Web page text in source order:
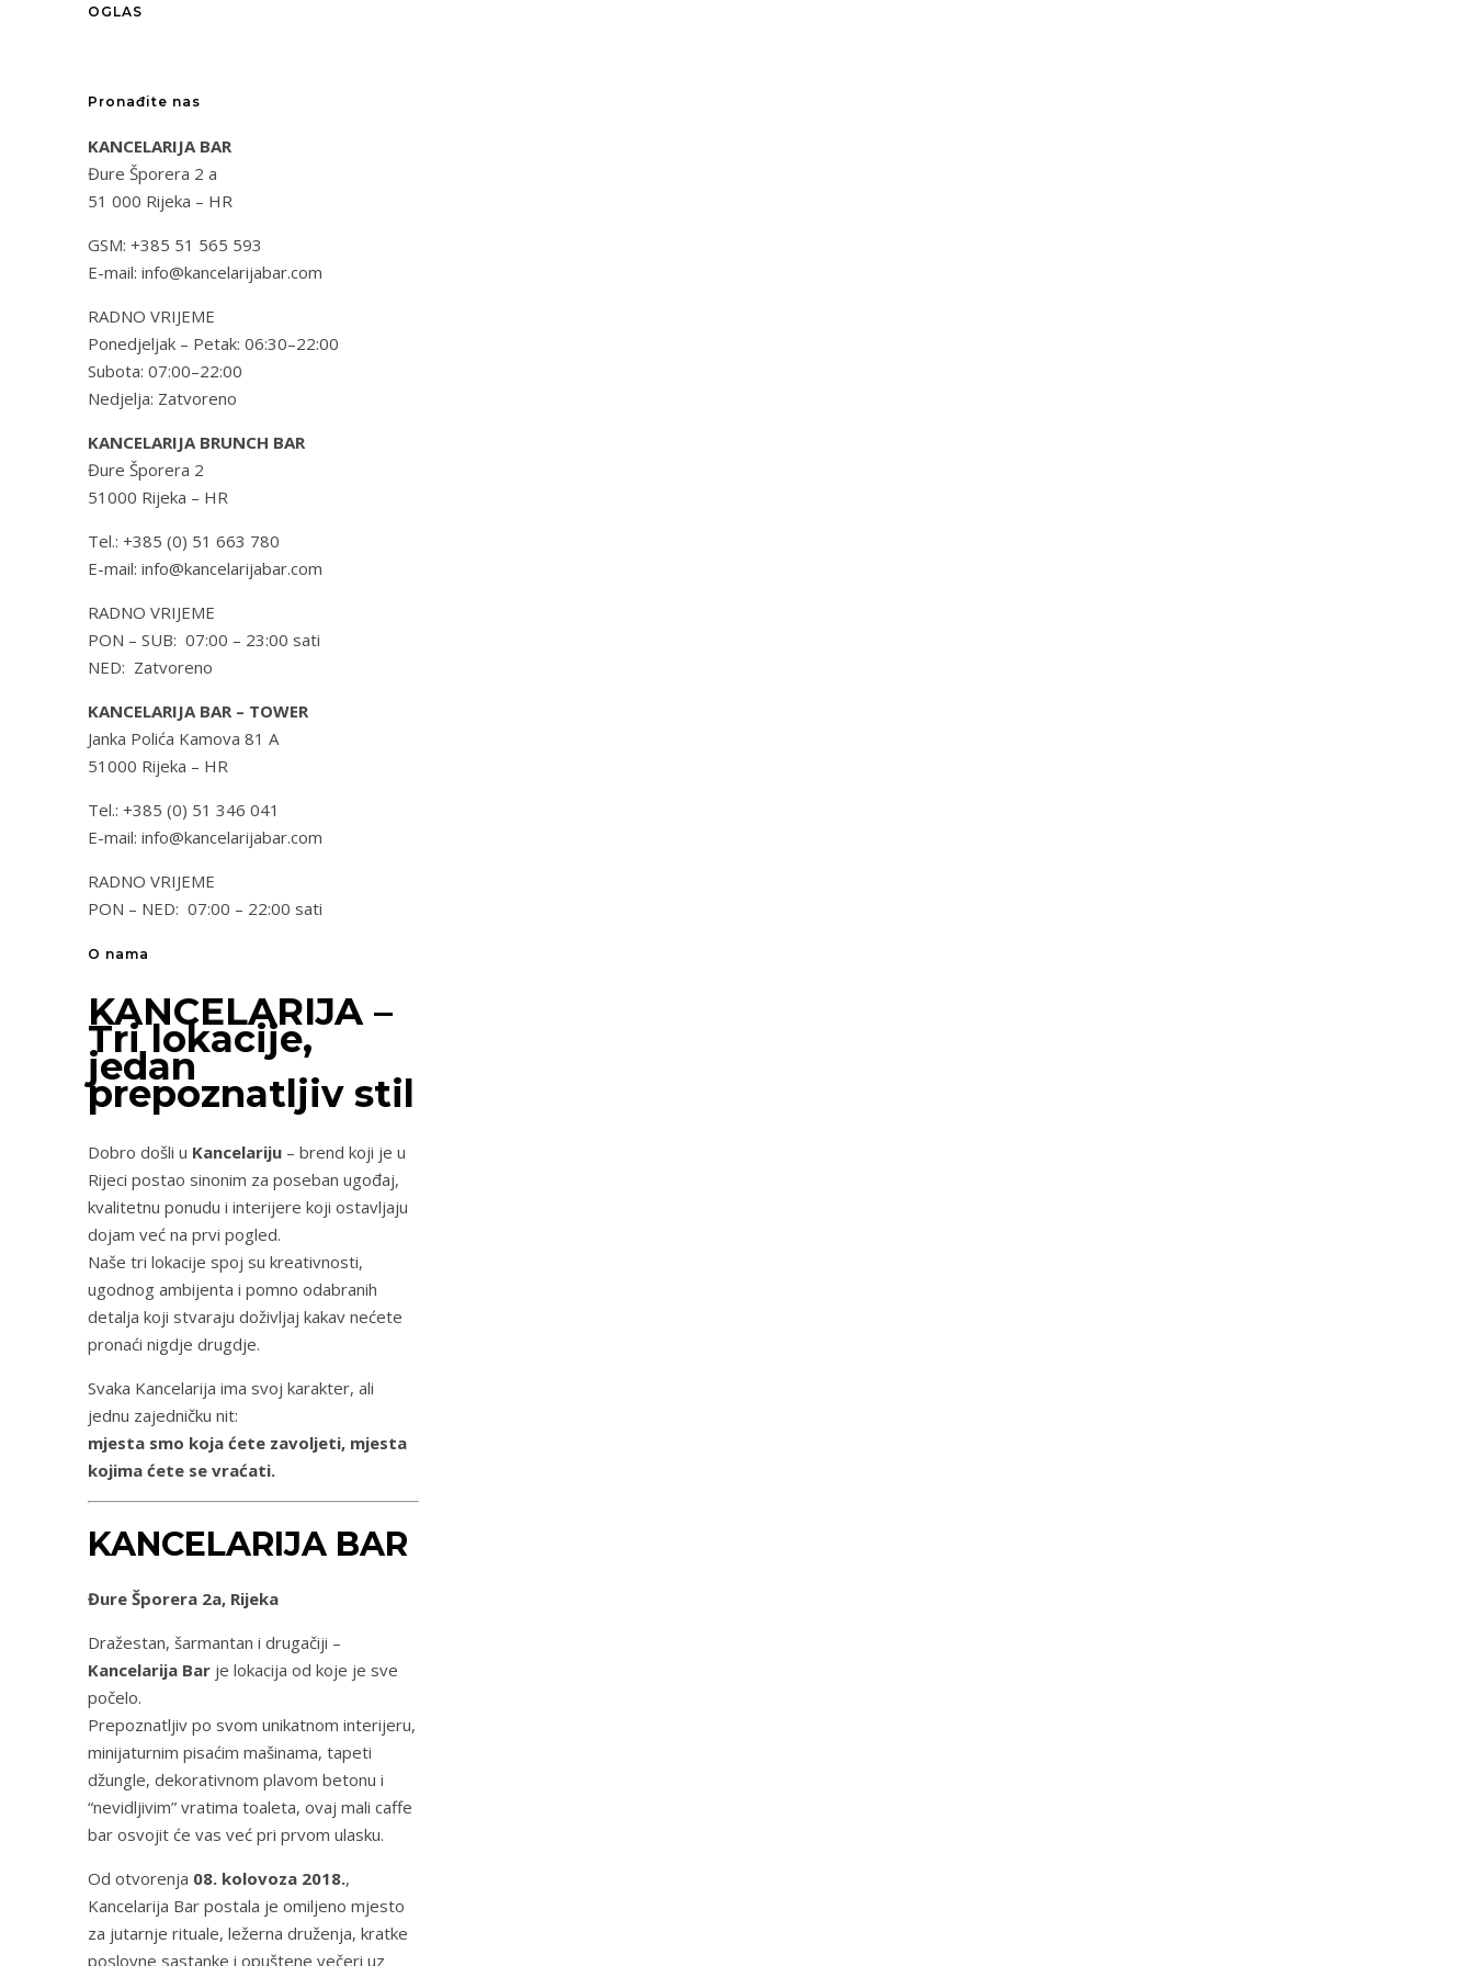
OGLAS
Pronađite nas
KANCELARIJA BAR
Đure Šporera 2 a
51 000 Rijeka – HR
GSM: +385 51 565 593
E-mail: info@kancelarijabar.com
RADNO VRIJEME
Ponedjeljak – Petak: 06:30–22:00
Subota: 07:00–22:00
Nedjelja: Zatvoreno
KANCELARIJA BRUNCH BAR
Đure Šporera 2
51000 Rijeka – HR
Tel.: +385 (0) 51 663 780
E-mail: info@kancelarijabar.com
RADNO VRIJEME
PON – SUB: 07:00 – 23:00 sati
NED: Zatvoreno
KANCELARIJA BAR – TOWER
Janka Polića Kamova 81 A
51000 Rijeka – HR
Tel.: +385 (0) 51 346 041
E-mail: info@kancelarijabar.com
RADNO VRIJEME
PON – NED: 07:00 – 22:00 sati
O nama
KANCELARIJA –
Tri lokacije,
jedan
prepoznatljiv stil
Dobro došli u Kancelariju – brend koji je u
Rijeci postao sinonim za poseban ugođaj,
kvalitetnu ponudu i interijere koji ostavljaju
dojam već na prvi pogled.
Naše tri lokacije spoj su kreativnosti,
ugodnog ambijenta i pomno odabranih
detalja koji stvaraju doživljaj kakav nećete
pronaći nigdje drugdje.
Svaka Kancelarija ima svoj karakter, ali
jednu zajedničku nit:
mjesta smo koja ćete zavoljeti, mjesta
kojima ćete se vraćati.
KANCELARIJA BAR
Đure Šporera 2a, Rijeka
Dražestan, šarmantan i drugačiji –
Kancelarija Bar je lokacija od koje je sve
počelo.
Prepoznatljiv po svom unikatnom interijeru,
minijaturnim pisaćim mašinama, tapeti
džungle, dekorativnom plavom betonu i
“nevidljivim” vratima toaleta, ovaj mali caffe
bar osvojit će vas već pri prvom ulasku.
Od otvorenja 08. kolovoza 2018.,
Kancelarija Bar postala je omiljeno mjesto
za jutarnje rituale, ležerna druženja, kratke
poslovne sastanke i opuštene večeri uz